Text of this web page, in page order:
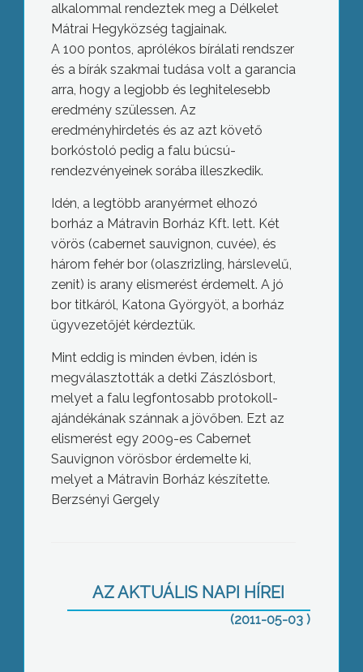
alkalommal rendeztek meg a Délkelet
Mátrai Hegyközség tagjainak.
A 100 pontos, aprólékos bírálati rendszer
és a bírák szakmai tudása volt a garancia
arra, hogy a legjobb és leghitelesebb
eredmény szülessen. Az
eredményhirdetés és az azt követő
borkóstoló pedig a falu búcsú-
rendezvényeinek sorába illeszkedik.
Idén, a legtöbb aranyérmet elhozó
borház a Mátravin Borház Kft. lett. Két
vörös (cabernet sauvignon, cuvée), és
három fehér bor (olaszrizling, hárslevelű,
zenit) is arany elismerést érdemelt. A jó
bor titkáról, Katona Györgyöt, a borház
ügyvezetőjét kérdeztük.
Mint eddig is minden évben, idén is
megválasztották a detki Zászlósbort,
melyet a falu legfontosabb protokoll-
ajándékának szánnak a jövőben. Ezt az
elismerést egy 2009-es Cabernet
Sauvignon vörösbor érdemelte ki,
melyet a Mátravin Borház készítette.
Berzsényi Gergely
AZ AKTUÁLIS NAPI HÍREI
(2011-05-03 )
bezárt mátraházai idősotthont